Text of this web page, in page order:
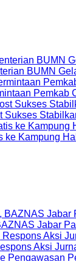
BUMN
Sukses
ke Kampung
Jabar
Aksi